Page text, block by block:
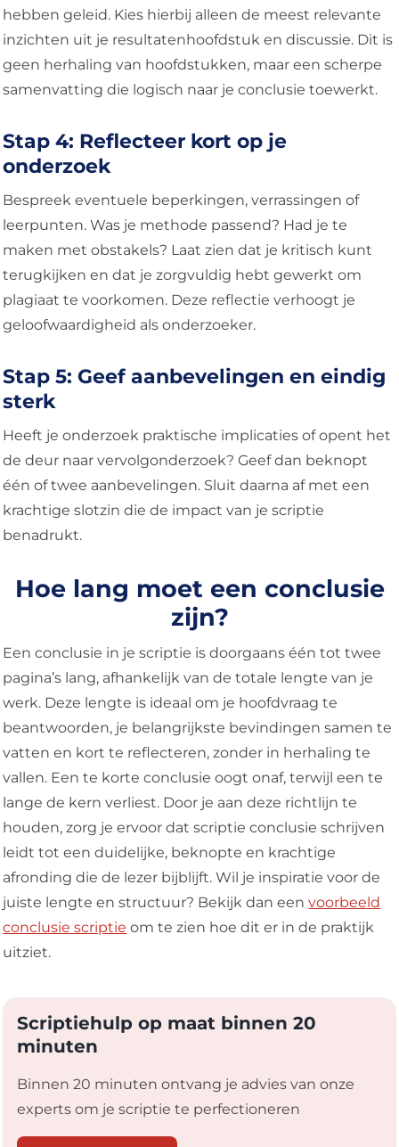
hebben geleid. Kies hierbij alleen de meest relevante
inzichten uit je resultatenhoofdstuk en discussie. Dit is
geen herhaling van hoofdstukken, maar een scherpe
samenvatting die logisch naar je conclusie toewerkt.
Stap 4: Reflecteer kort op je
onderzoek
Bespreek eventuele beperkingen, verrassingen of
leerpunten. Was je methode passend? Had je te
maken met obstakels? Laat zien dat je kritisch kunt
terugkijken en dat je zorgvuldig hebt gewerkt om
plagiaat te voorkomen. Deze reflectie verhoogt je
geloofwaardigheid als onderzoeker.
Stap 5: Geef aanbevelingen en eindig
sterk
Heeft je onderzoek praktische implicaties of opent het
de deur naar vervolgonderzoek? Geef dan beknopt
één of twee aanbevelingen. Sluit daarna af met een
krachtige slotzin die de impact van je scriptie
benadrukt.
Hoe lang moet een conclusie
zijn?
Een conclusie in je scriptie is doorgaans één tot twee
pagina’s lang, afhankelijk van de totale lengte van je
werk. Deze lengte is ideaal om je hoofdvraag te
beantwoorden, je belangrijkste bevindingen samen te
vatten en kort te reflecteren, zonder in herhaling te
vallen. Een te korte conclusie oogt onaf, terwijl een te
lange de kern verliest. Door je aan deze richtlijn te
houden, zorg je ervoor dat scriptie conclusie schrijven
leidt tot een duidelijke, beknopte en krachtige
afronding die de lezer bijblijft. Wil je inspiratie voor de
juiste lengte en structuur? Bekijk dan eenvoorbeeld
conclusie scriptie om te zien hoe dit er in de praktijk
uitziet.
Scriptiehulp op maat binnen 20
minuten
Binnen 20 minuten ontvang je advies van onze
experts om je scriptie te perfectioneren